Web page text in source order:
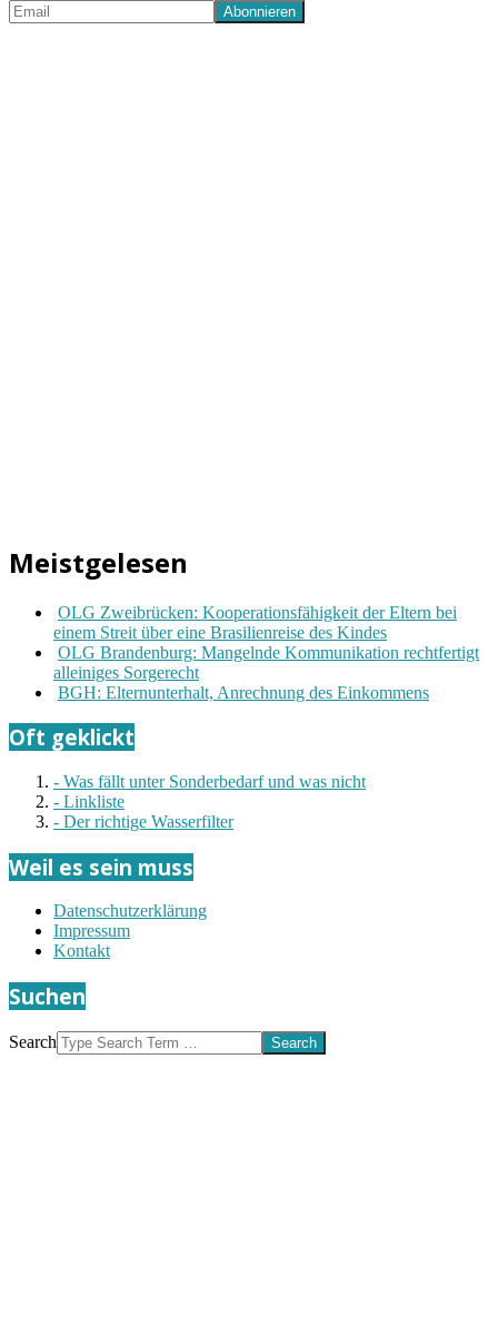
Meistgelesen
OLG Zweibrücken: Kooperationsfähigkeit der Eltern bei
einem Streit über eine Brasilienreise des Kindes
OLG Brandenburg: Mangelnde Kommunikation rechtfertigt
alleiniges Sorgerecht
BGH: Elternunterhalt, Anrechnung des Einkommens
Oft geklickt
- Was fällt unter Sonderbedarf und was nicht
- Linkliste
- Der richtige Wasserfilter
Weil es sein muss
Datenschutzerklärung
Impressum
Kontakt
Suchen
Search